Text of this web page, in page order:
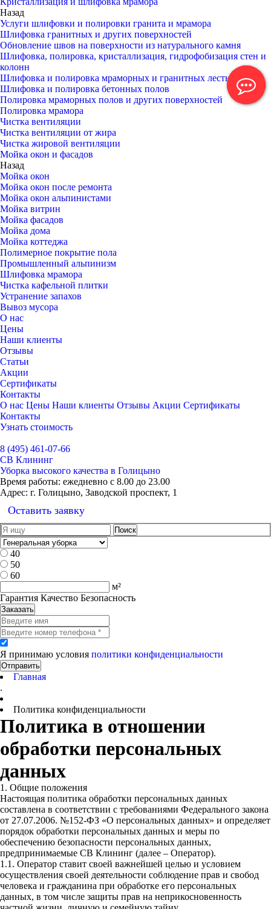
Назад
Услуги шлифовки и полировки гранита и мрамора
Шлифовка гранитных и других поверхностей
Обновление швов на поверхности из натурального камня
Шлифовка, полировка, кристаллизация, гидрофобизация стен и
колонн
Шлифовка и полировка мраморных и гранитных лестниц
Шлифовка и полировка бетонных полов
Полировка мраморных полов и других поверхностей
Полировка мрамора
Чистка вентиляции
Чистка вентиляции от жира
Чистка жировой вентиляции
Мойка окон и фасадов
Назад
Мойка окон
Мойка окон после ремонта
Мойка окон альпинистами
Мойка витрин
Мойка фасадов
Мойка дома
Мойка коттеджа
Полимерное покрытие пола
Промышленный альпинизм
Шлифовка мрамора
Чистка кафельной плитки
Устранение запахов
Вывоз мусора
О нас
Цены
Наши клиенты
Отзывы
Статьи
Акции
Сертификаты
Контакты
О нас Цены Наши клиенты Отзывы Акции Сертификаты
Контакты
Узнать стоимость
8 (495) 461-07-66
СВ Клининг
Уборка высокого качества в Голицыно
Время работы: ежедневно с 8.00 до 23.00
Адрес: г. Голицыно, Заводской проспект, 1
Оставить заявку
40
50
60
м²
Гарантия Качество Безопасность
Заказать
Я принимаю условия политики конфиденциальности
Отправить
Главная
.
Политика конфиденциальности
Политика в отношении
обработки персональных
данных
1. Общие положения
Настоящая политика обработки персональных данных
составлена в соответствии с требованиями Федерального закона
от 27.07.2006. №152-ФЗ «О персональных данных» и определяет
порядок обработки персональных данных и меры по
обеспечению безопасности персональных данных,
предпринимаемые СВ Клининг (далее – Оператор).
1.1. Оператор ставит своей важнейшей целью и условием
осуществления своей деятельности соблюдение прав и свобод
человека и гражданина при обработке его персональных
данных, в том числе защиты прав на неприкосновенность